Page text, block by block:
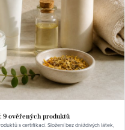
9 ověřených produktů
s certifikací. Složení bez dráždivých látek,